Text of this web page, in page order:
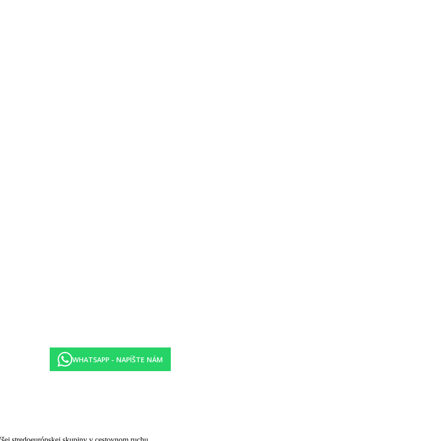
vybavenie)
11.00 neskoré raňajky formou bufetu, 12.00–14.00 obed formou bufetu, 18.30–21.00 večera formou bufetu, pri raňajkách káva, čaj a
vybrané alkoholické nápoje (miestnej výroby, rozlievané), 16.00–17.00 ľahké občerstvenie, káva, čaj, ovocie, pečivo
(všetko miestnej výroby, rozlievané), od 23.00-24.00 konzumácia v lobby bare platená
nápoje (všetko miestnej výroby, rozlievané)
a môžu sa zmeniť
WHATSAPP - NAPÍŠTE NÁM